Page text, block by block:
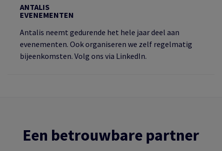
ANTALIS
EVENEMENTEN
Antalis neemt gedurende het hele jaar deel aan
evenementen. Ook organiseren we zelf regelmatig
bijeenkomsten. Volg ons via LinkedIn.
Een betrouwbare partner